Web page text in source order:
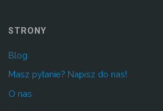
STRONY
Blog
Masz pytanie? Napisz do nas!
O nas